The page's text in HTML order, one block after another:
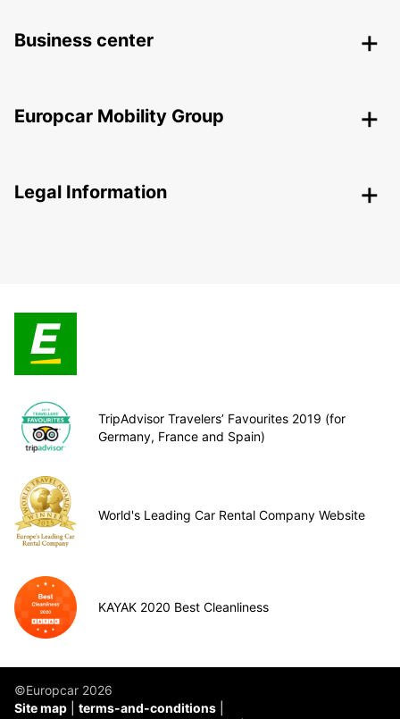
Business center
Europcar Mobility Group
Legal Information
TripAdvisor Travelers’ Favourites 2019 (for
Germany, France and Spain)
World's Leading Car Rental Company Website
KAYAK 2020 Best Cleanliness
©Europcar 2026
Site map
terms-and-conditions